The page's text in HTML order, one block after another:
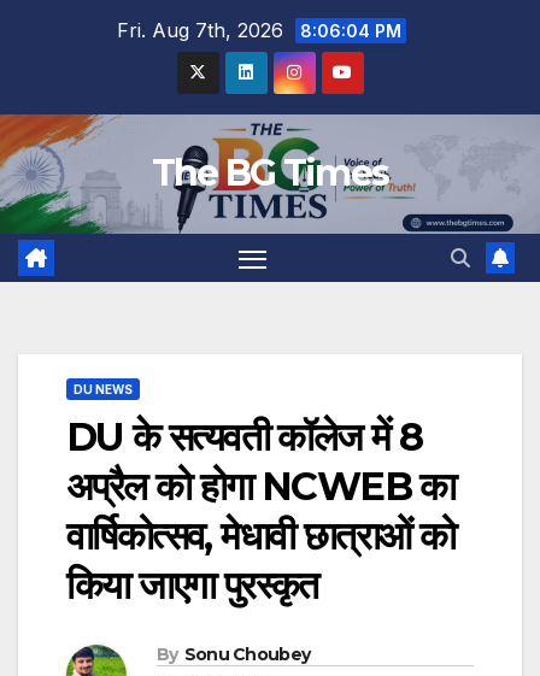
Fri. Aug 7th, 2026 8:06:05 PM
The BG Times
DU NEWS
DU के सत्यवती कॉलेज में 8
अप्रैल को होगा NCWEB का
वार्षिकोत्सव, मेधावी छात्राओं को
किया जाएगा पुरस्कृत
By Sonu Choubey